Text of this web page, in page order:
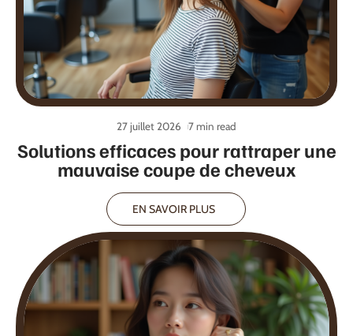
Solutions efficaces pour rattraper une
mauvaise coupe de cheveux
27 juillet 2026 7 min read
EN SAVOIR PLUS